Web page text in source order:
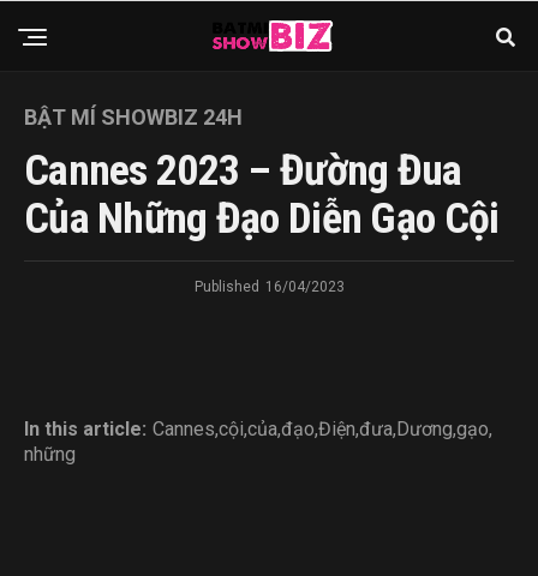
BẬT MÍ SHOWBIZ 24H
Cannes 2023 – Đường Đua
Của Những Đạo Diễn Gạo Cội
Published 16/04/2023
In this article: Cannes,cội,của,đạo,Điện,đưa,Dương,gạo,
những